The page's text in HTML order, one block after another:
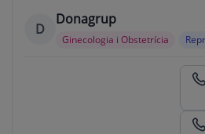
D
Donagrup
Ginecologia i Obstetrícia